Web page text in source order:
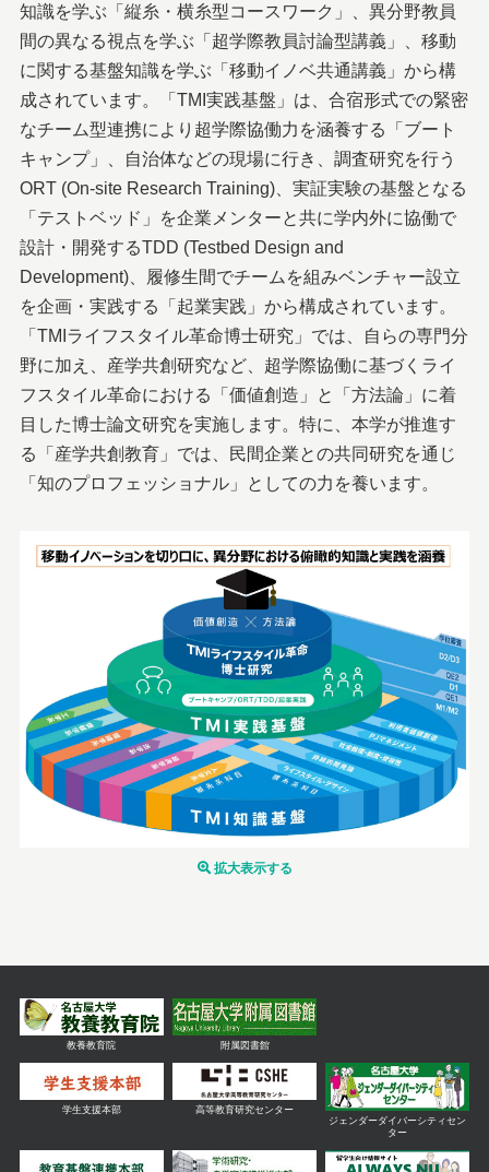
知識を学ぶ「縦糸・横糸型コースワーク」、異分野教員
間の異なる視点を学ぶ「超学際教員討論型講義」、移動
に関する基盤知識を学ぶ「移動イノベ共通講義」から構
成されています。「TMI実践基盤」は、合宿形式での緊密
なチーム型連携により超学際協働力を涵養する「ブート
キャンプ」、自治体などの現場に行き、調査研究を行う
ORT (On-site Research Training)、実証実験の基盤となる
「テストベッド」を企業メンターと共に学内外に協働で
設計・開発するTDD (Testbed Design and
Development)、履修生間でチームを組みベンチャー設立
を企画・実践する「起業実践」から構成されています。
「TMIライフスタイル革命博士研究」では、自らの専門分
野に加え、産学共創研究など、超学際協働に基づくライ
フスタイル革命における「価値創造」と「方法論」に着
目した博士論文研究を実施します。特に、本学が推進す
る「産学共創教育」では、民間企業との共同研究を通じ
「知のプロフェッショナル」としての力を養います。
拡大表示する
教養教育院 附属図書館
学生支援本部
高等教育研究センター
ジェンダーダイバーシティセン
ター